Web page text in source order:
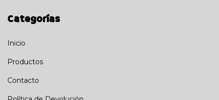
Categorías
Inicio
Productos
Contacto